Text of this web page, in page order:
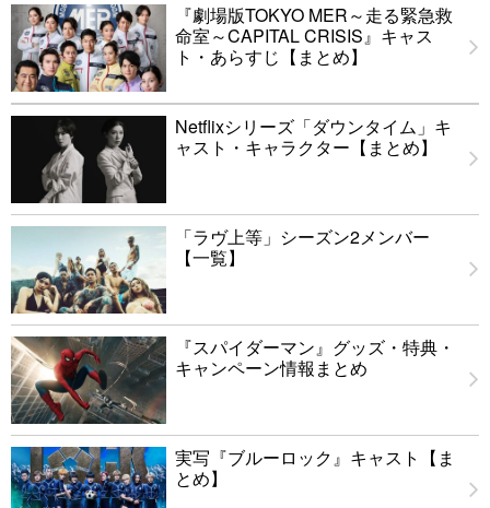
『劇場版TOKYO MER～走る緊急救
命室～CAPITAL CRISIS』キャス
ト・あらすじ【まとめ】
Netflixシリーズ「ダウンタイム」キ
ャスト・キャラクター【まとめ】
「ラヴ上等」シーズン2メンバー
【一覧】
『スパイダーマン』グッズ・特典・
キャンペーン情報まとめ
実写『ブルーロック』キャスト【ま
とめ】